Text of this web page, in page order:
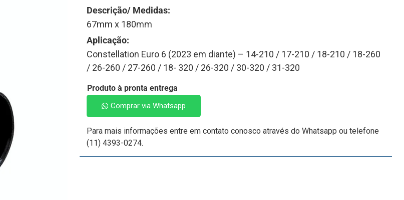
Descrição/ Medidas:
67mm x 180mm
Aplicação:
Constellation Euro 6 (2023 em diante) – 14-210 / 17-210 / 18-210 / 18-260
/ 26-260 / 27-260 / 18- 320 / 26-320 / 30-320 / 31-320
Produto à pronta entrega
Comprar via Whatsapp
Para mais informações entre em contato conosco através do Whatsapp ou telefone
(11) 4393-0274.